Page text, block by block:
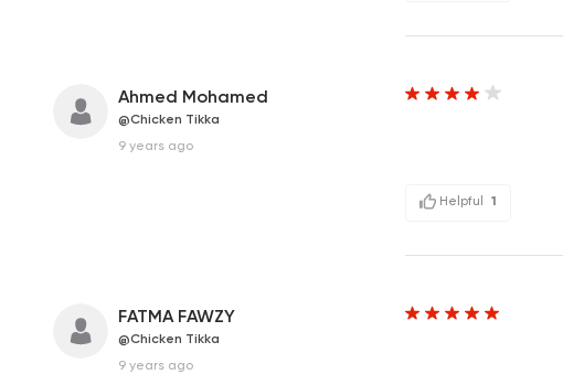
Ahmed Mohamed
@Chicken Tikka
9 years ago
Helpful 1
FATMA FAWZY
@Chicken Tikka
9 years ago